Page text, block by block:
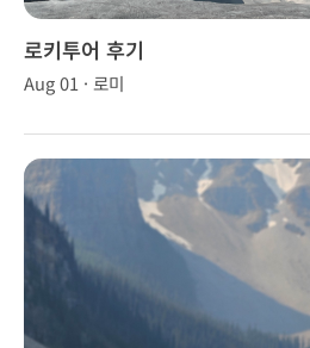
로키투어 후기
Aug 01 · 로미